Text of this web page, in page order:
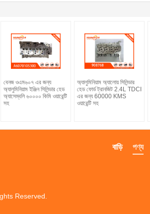
বেনজ ওএম৬০৭ এর জন্য
অ্যালুমিনিয়াম ইঞ্জিন সিলিন্ডার হেড
অ্যাসেম্বলি ৬০০০০ কিমি ওয়ারেন্টি
সহ
অ্যালুমিনিয়াম অ্যালোয় সিলিন্ডার
হেড ফোর্ড ট্রানজিট 2.4L TDCI
এর জন্য 60000 KMS
ওয়ারেন্টি সহ
পণ্য
বাড়ি
Reserved.